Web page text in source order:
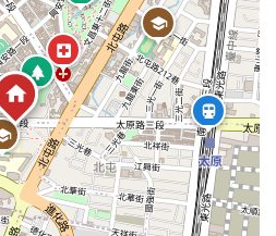
5房以上
5 年以下
10-20 年